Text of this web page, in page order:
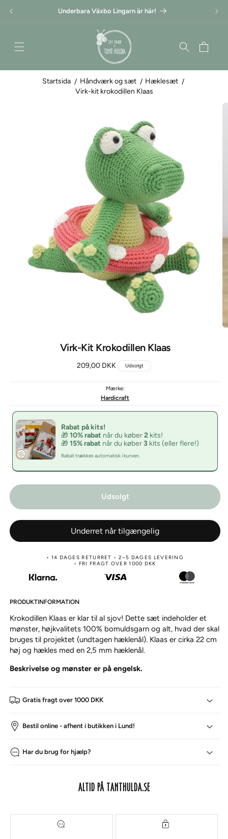
Underbara Växbo Lingarn är här!
Indkøbskurv
Startsida Håndværk og sæt
Hæklesæt
Virk-kit krokodillen Klaas
Virk-Kit Krokodillen Klaas
Normalpris
209,00 DKK Udsolgt
Mærke:
Hardicraft
Rabat på kits!
🎁 10% rabat når du køber2 kits!
🎁 15% rabat når du køber3 kits (eller flere!)
Rabat trækkes automatisk i kurven.
Udsolgt
Underret når tilgængelig
• 14 DAGES RETURRET • 2–5 DAGES LEVERING
• FRI FRAGT OVER 1000 DKK
PRODUKTINFORMATION
Krokodillen Klaas er klar til al sjov! Dette sæt indeholder et
mønster, højkvalitets 100% bomuldsgarn og alt, hvad der skal
bruges til projektet (undtagen hæklenål). Klaas er cirka 22 cm
høj og hækles med en 2,5 mm hæklenål.
Beskrivelse og mønster er på engelsk.
Gratis fragt over 1000 DKK
Bestil online - afhent i butikken i Lund!
Har du brug for hjælp?
ALTID PÅ TANTHULDA.SE